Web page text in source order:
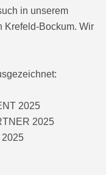
in unserem
Krefeld-Bockum. Wir
2025
2025
2025